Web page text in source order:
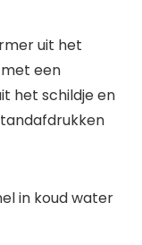
uit het
een
het schildje en
in koud water